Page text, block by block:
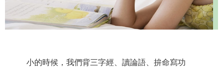
小的時候，我們背三字經、讀論語、拚命寫功